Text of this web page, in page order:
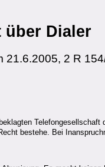
über Dialer
21.6.2005, 2 R
bestehe. Bei